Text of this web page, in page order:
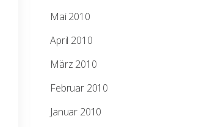
Mai 2010
April 2010
März 2010
Februar 2010
Januar 2010
Sympathie und Antipathie in
der Fotografie von Menschen
Einladung zu einem Experiment. Die
meisten Menschen, die sich von mir